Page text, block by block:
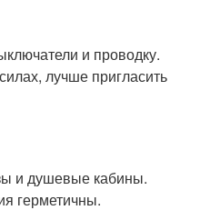
и проводку.
лучше пригласить
и душевые кабины.
герметичны.